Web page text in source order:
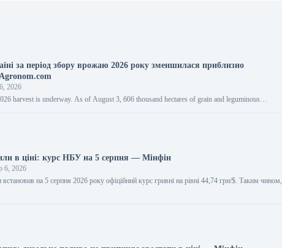
за період збору врожаю 2026 року зменшилася приблизно
2026
harvest is underway. As of August 3, 606 thousand hectares of grain and leguminous…
в ціні: курс НБУ на 5 серпня — Мінфін
6, 2026
на 5 серпня 2026 року офіційний курс гривні на рівні 44,74 грн/$. Таким чином,